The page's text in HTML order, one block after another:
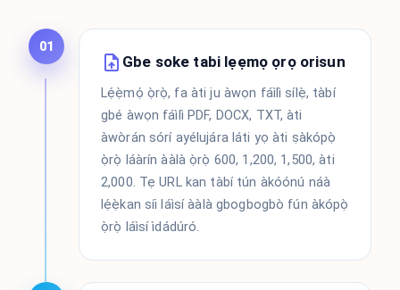
01
Gbe soke tabi lẹẹmọ ọrọ orisun
Lẹ́ẹ̀mọ́ ọ̀rọ̀, fa àti ju àwọn fáìlì sílẹ̀, tàbí
gbé àwọn fáìlì PDF, DOCX, TXT, àti
àwòrán sórí ayélujára láti yọ àti ṣàkópọ̀
ọ̀rọ̀ láàrín ààlà ọ̀rọ̀ 600, 1,200, 1,500, àti
2,000. Tẹ URL kan tàbí tún àkóónú náà
lẹ́ẹ̀kan síi láìsí ààlà gbogbogbò fún àkópọ̀
ọ̀rọ̀ láìsí ìdádúró.